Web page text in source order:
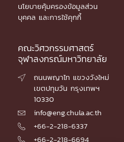
นโยบายคุ้มครองข้อมูลส่วน
บุคคล และการใช้คุกกี้
คณะวิศวกรรมศาสตร์
จุฬาลงกรณ์มหาวิทยาลัย

ถนนพญาไท แขวงวังใหม่
เขตปทุมวัน กรุงเทพฯ
10330
 info@eng.chula.ac.th
 +66-2-218-6337
 +66-2-218-6694